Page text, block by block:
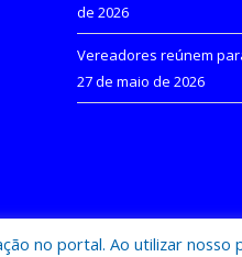
de 2026
Vereadores reúnem
27 de maio de 2026
no portal. Ao utilizar